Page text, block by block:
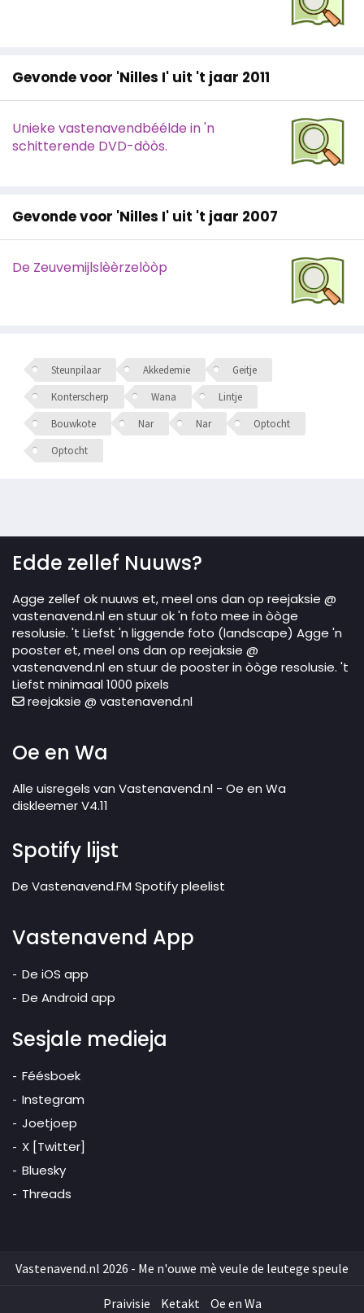
Gevonde voor 'Nilles I' uit 't jaar 2011
Unieke vastenavendbéélde in 'n
schitterende DVD-dòòs.
Gevonde voor 'Nilles I' uit 't jaar 2007
De Zeuvemijlslèèrzelòòp
Steunpilaar Akkedemie
Geitje
Konterscherp
Wana
Lintje
Bouwkote
Nar Nar
Optocht
Optocht
Edde zellef Nuuws?
Agge zellef ok nuuws et, meel ons dan op reejaksie @
vastenavend.nl en stuur ok 'n foto mee in òòge
resolusie. 't Liefst 'n liggende foto (landscape) Agge 'n
pooster et, meel ons dan op reejaksie @
vastenavend.nl en stuur de pooster in òòge resolusie. 't
Liefst minimaal 1000 pixels
reejaksie @ vastenavend.nl
Oe en Wa
Alle uisregels van Vastenavend.nl - Oe en Wa
diskleemer V4.11
Spotify lijst
De Vastenavend.FM Spotify pleelist
Vastenavend App
De iOS app
De Android app
Sesjale medieja
Féésboek
Instegram
Joetjoep
X [Twitter]
Bluesky
Threads
Vastenavend.nl 2026 - Me n'ouwe mè veule de leutege speule
Praivisie Ketakt Oe en Wa